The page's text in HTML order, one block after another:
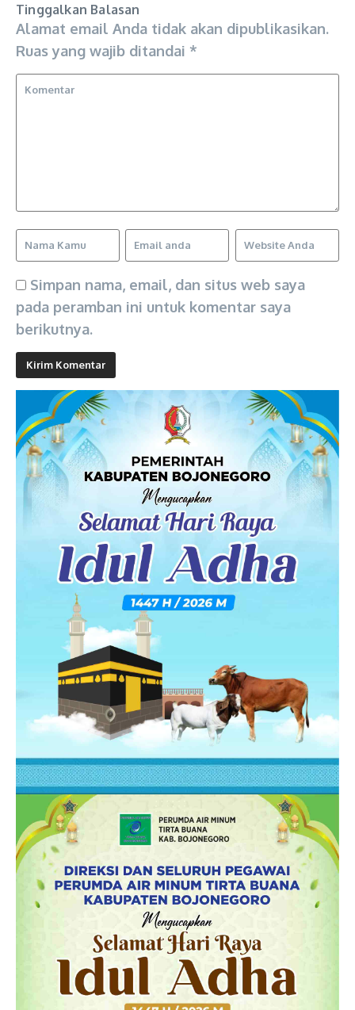
Tinggalkan Balasan
Alamat email Anda tidak akan dipublikasikan.
Ruas yang wajib ditandai *
Simpan nama, email, dan situs web saya
pada peramban ini untuk komentar saya
berikutnya.